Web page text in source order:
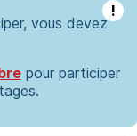
!
vous devez
pour participer